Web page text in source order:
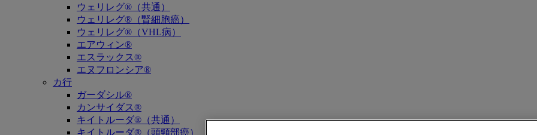
ウェリレグ®（共通）
ウェリレグ®（腎細胞癌）
ウェリレグ®（VHL病）
エアウィン®
エスラックス®
エヌフロンシア®
カ行
ガーダシル®
カンサイダス®
キイトルーダ®（共通）
キイトルーダ®（頭頸部癌）